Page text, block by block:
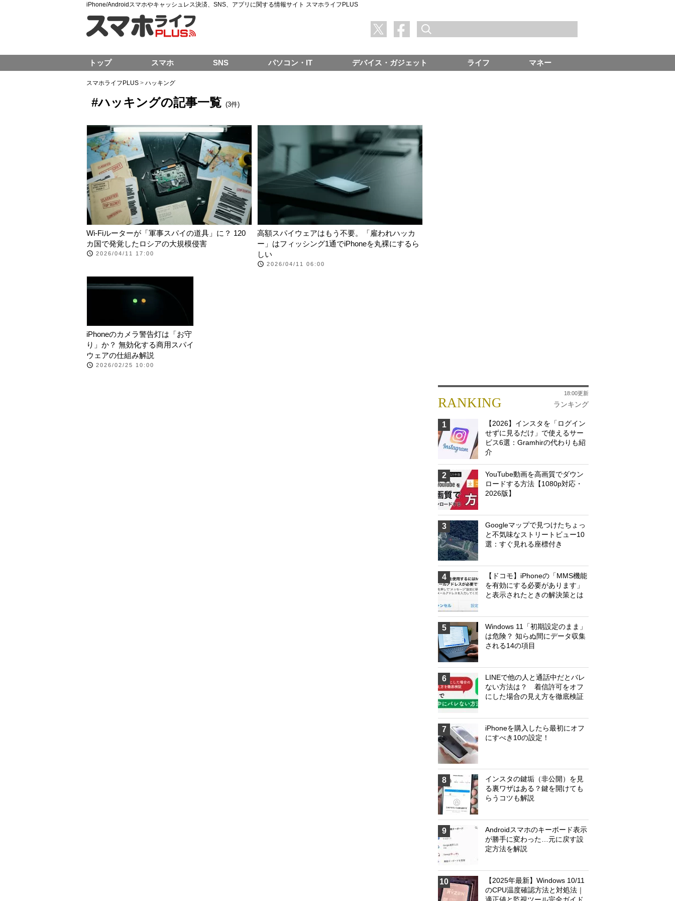
iPhone/Androidスマホやキャッシュレス決済、SNS、アプリに関する情報サイト スマホライフPLUS
スマホライフPLUS > ハッキング
#ハッキングの記事一覧 (3件)
Wi-Fiルーターが「軍事スパイの道具」に？ 120
カ国で発覚したロシアの大規模侵害
2026/04/11 17:00
高額スパイウェアはもう不要。「雇われハッカ
ー」はフィッシング1通でiPhoneを丸裸にするら
しい
2026/04/11 06:00
iPhoneのカメラ警告灯は「お守
り」か？ 無効化する商用スパイ
ウェアの仕組み解説
2026/02/25 10:00
RANKING ランキング
18:00更新
1
【2026】インスタを「ログイン
せずに見るだけ」で使えるサー
ビス6選：Gramhirの代わりも紹
介
2
YouTube動画を高画質でダウン
ロードする方法【1080p対応・
2026版】
3
Googleマップで見つけたちょっ
と不気味なストリートビュー10
選：すぐ見れる座標付き
4
【ドコモ】iPhoneの「MMS機能
を有効にする必要があります」
と表示されたときの解決策とは
5
Windows 11「初期設定のまま」
は危険？ 知らぬ間にデータ収集
される14の項目
6
LINEで他の人と通話中だとバレ
ない方法は？ 着信許可をオフ
にした場合の見え方を徹底検証
7
iPhoneを購入したら最初にオフ
にすべき10の設定！
8
インスタの鍵垢（非公開）を見
る裏ワザはある？鍵を開けても
らうコツも解説
9
Androidスマホのキーボード表示
が勝手に変わった…元に戻す設
定方法を解説
10
【2025年最新】Windows 10/11
のCPU温度確認方法と対処法｜
トップ スマホ SNS パソコン・IT デバイス・ガジェット ライフ マネー